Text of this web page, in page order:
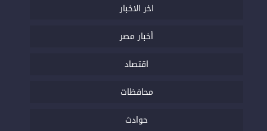
اخر الاخبار
أخبار مصر
اقتصاد
محافظات
حوادث